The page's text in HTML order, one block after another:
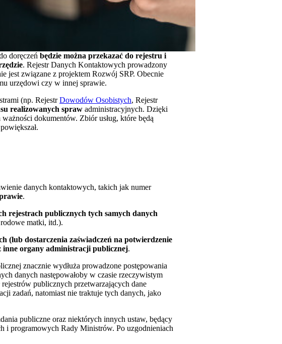
doręczeń będzie można przekazać do rejestru i
. Rejestr Danych Kontaktowych prowadzony
jest związane z projektem Rozwój SRP. Obecnie
urzędowi czy w innej sprawie.
(np. RejestrDowodów Osobistych, Rejestr
realizowanych spraw administracyjnych. Dzięki
dokumentów. Zbiór usług, które będą
danych kontaktowych, takich jak numer
.
rejestrach publicznych tych samych danych
matki, itd.).
(lub dostarczenia zaświadczeń na potwierdzenie
inne organy administracji publicznej.
znacznie wydłuża prowadzone postępowania
danych następowałoby w czasie rzeczywistym
publicznych przetwarzających dane
zadań, natomiast nie traktuje tych danych, jako
publiczne oraz niektórych innych ustaw, będący
i programowych Rady Ministrów. Po uzgodnieniach